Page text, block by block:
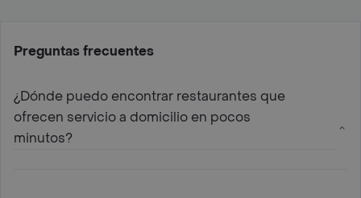
Preguntas frecuentes
¿Dónde puedo encontrar restaurantes que
ofrecen servicio a domicilio en pocos
minutos?